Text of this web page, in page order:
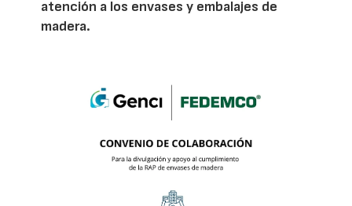
atención a los envases y embalajes de
madera.